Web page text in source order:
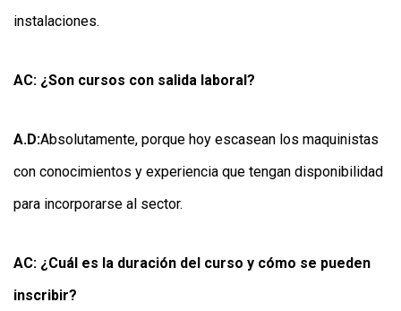
instalaciones.
AC: ¿Son cursos con salida laboral?
A.D:Absolutamente, porque hoy escasean los maquinistas
con conocimientos y experiencia que tengan disponibilidad
para incorporarse al sector.
AC: ¿Cuál es la duración del curso y cómo se pueden
inscribir?